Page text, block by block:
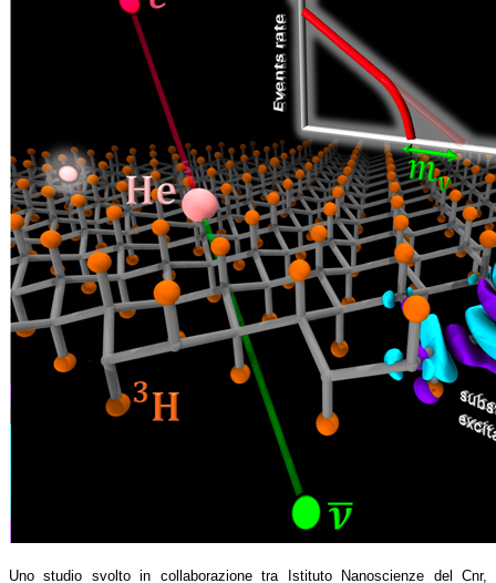
Uno studio svolto in collaborazione tra Istituto Nanoscienze del Cnr,